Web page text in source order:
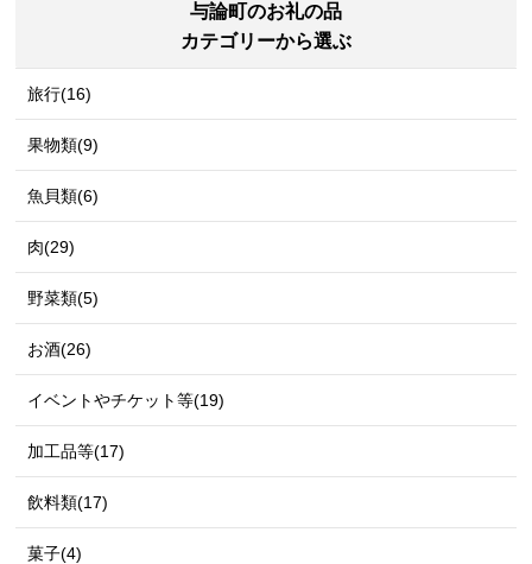
与論町のお礼の品
カテゴリーから選ぶ
旅行(16)
果物類(9)
魚貝類(6)
肉(29)
野菜類(5)
お酒(26)
イベントやチケット等(19)
加工品等(17)
飲料類(17)
菓子(4)